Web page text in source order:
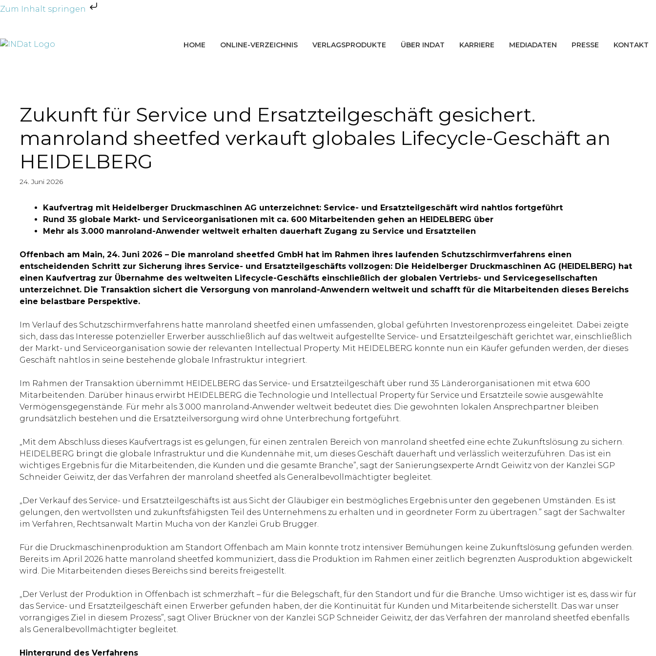
Zum Inhalt springen
HOME ONLINE-VERZEICHNIS VERLAGSPRODUKTE ÜBER INDAT KARRIERE MEDIADATEN PRESSE KONTAKT
Zukunft für Service und Ersatzteilgeschäft gesichert.
manroland sheetfed verkauft globales Lifecycle-Geschäft an
HEIDELBERG
24. Juni 2026
Kaufvertrag mit Heidelberger Druckmaschinen AG unterzeichnet: Service- und Ersatzteilgeschäft wird nahtlos fortgeführt
Rund 35 globale Markt- und Serviceorganisationen mit ca. 600 Mitarbeitenden gehen an HEIDELBERG über
Mehr als 3.000 manroland-Anwender weltweit erhalten dauerhaft Zugang zu Service und Ersatzteilen
Offenbach am Main, 24. Juni 2026 – Die manroland sheetfed GmbH hat im Rahmen ihres laufenden Schutzschirmverfahrens einen
entscheidenden Schritt zur Sicherung ihres Service- und Ersatzteilgeschäfts vollzogen: Die Heidelberger Druckmaschinen AG (HEIDELBERG) hat
einen Kaufvertrag zur Übernahme des weltweiten Lifecycle-Geschäfts einschließlich der globalen Vertriebs- und Servicegesellschaften
unterzeichnet. Die Transaktion sichert die Versorgung von manroland-Anwendern weltweit und schafft für die Mitarbeitenden dieses Bereichs
eine belastbare Perspektive.
Im Verlauf des Schutzschirmverfahrens hatte manroland sheetfed einen umfassenden, global geführten Investorenprozess eingeleitet. Dabei zeigte
sich, dass das Interesse potenzieller Erwerber ausschließlich auf das weltweit aufgestellte Service- und Ersatzteilgeschäft gerichtet war, einschließlich
der Markt- und Serviceorganisation sowie der relevanten Intellectual Property. Mit HEIDELBERG konnte nun ein Käufer gefunden werden, der dieses
Geschäft nahtlos in seine bestehende globale Infrastruktur integriert.
Im Rahmen der Transaktion übernimmt HEIDELBERG das Service- und Ersatzteilgeschäft über rund 35 Länderorganisationen mit etwa 600
Mitarbeitenden. Darüber hinaus erwirbt HEIDELBERG die Technologie und Intellectual Property für Service und Ersatzteile sowie ausgewählte
Vermögensgegenstände. Für mehr als 3.000 manroland-Anwender weltweit bedeutet dies: Die gewohnten lokalen Ansprechpartner bleiben
grundsätzlich bestehen und die Ersatzteilversorgung wird ohne Unterbrechung fortgeführt.
„Mit dem Abschluss dieses Kaufvertrags ist es gelungen, für einen zentralen Bereich von manroland sheetfed eine echte Zukunftslösung zu sichern.
HEIDELBERG bringt die globale Infrastruktur und die Kundennähe mit, um dieses Geschäft dauerhaft und verlässlich weiterzuführen. Das ist ein
wichtiges Ergebnis für die Mitarbeitenden, die Kunden und die gesamte Branche”, sagt der Sanierungsexperte Arndt Geiwitz von der Kanzlei SGP
Schneider Geiwitz, der das Verfahren der manroland sheetfed als Generalbevollmächtigter begleitet.
„Der Verkauf des Service- und Ersatzteilgeschäfts ist aus Sicht der Gläubiger ein bestmögliches Ergebnis unter den gegebenen Umständen. Es ist
gelungen, den wertvollsten und zukunftsfähigsten Teil des Unternehmens zu erhalten und in geordneter Form zu übertragen.” sagt der Sachwalter
im Verfahren, Rechtsanwalt Martin Mucha von der Kanzlei Grub Brugger.
Für die Druckmaschinenproduktion am Standort Offenbach am Main konnte trotz intensiver Bemühungen keine Zukunftslösung gefunden werden.
Bereits im April 2026 hatte manroland sheetfed kommuniziert, dass die Produktion im Rahmen einer zeitlich begrenzten Ausproduktion abgewickelt
wird. Die Mitarbeitenden dieses Bereichs sind bereits freigestellt.
„Der Verlust der Produktion in Offenbach ist schmerzhaft – für die Belegschaft, für den Standort und für die Branche. Umso wichtiger ist es, dass wir für
das Service- und Ersatzteilgeschäft einen Erwerber gefunden haben, der die Kontinuität für Kunden und Mitarbeitende sicherstellt. Das war unser
vorrangiges Ziel in diesem Prozess”, sagt Oliver Brückner von der Kanzlei SGP Schneider Geiwitz, der das Verfahren der manroland sheetfed ebenfalls
als Generalbevollmächtigter begleitet.
Hintergrund des Verfahrens